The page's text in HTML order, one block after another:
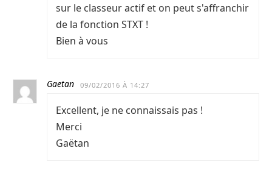
sur le classeur actif et on peut s'affranchir
de la fonction STXT !
Bien à vous
Gaetan 09/02/2016 À 14:27
Excellent, je ne connaissais pas !
Merci
Gaëtan